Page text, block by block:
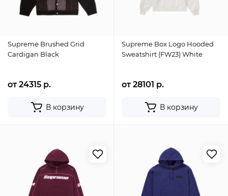
Supreme Brushed Grid
Cardigan Black
от 24315 р.
В корзину
Supreme Box Logo Hooded
Sweatshirt (FW23) White
от 28101 р.
В корзину